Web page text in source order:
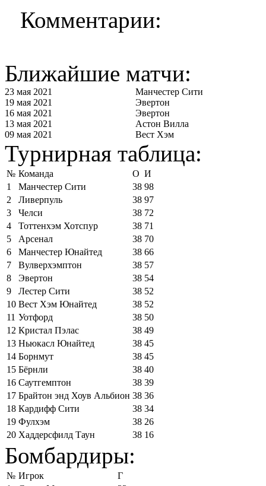
Комментарии:
Ближайшие матчи:
23 мая 2021
Манчестер Сити
19 мая 2021
Эвертон
16 мая 2021
Эвертон
13 мая 2021
Астон Вилла
09 мая 2021
Вест Хэм
Турнирная таблица:
№ Команда О И
1
Манчестер Сити 38 98
2
Ливерпуль 38 97
3
Челси 38 72
4
Тоттенхэм Хотспур 38 71
5
Арсенал 38 70
6
Манчестер Юнайтед 38 66
7
Вулверхэмптон 38 57
8
Эвертон 38 54
9
Лестер Сити 38 52
10 Вест Хэм Юнайтед 38 52
11 Уотфорд 38 50
12 Кристал Пэлас 38 49
13 Ньюкасл Юнайтед 38 45
14 Борнмут 38 45
15 Бёрнли 38 40
16 Саутгемптон 38 39
17 Брайтон энд Хоув Альбион 38 36
18 Кардифф Сити 38 34
19 Фулхэм 38 26
20 Хаддерсфилд Таун 38 16
Бомбардиры:
№ Игрок
Г